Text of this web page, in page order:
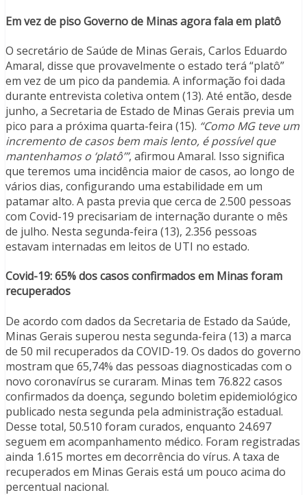
Em vez de piso Governo de Minas agora fala em platô
O secretário de Saúde de Minas Gerais, Carlos Eduardo
Amaral, disse que provavelmente o estado terá “platô”
em vez de um pico da pandemia. A informação foi dada
durante entrevista coletiva ontem (13). Até então, desde
junho, a Secretaria de Estado de Minas Gerais previa um
pico para a próxima quarta-feira (15). “Como MG teve um
incremento de casos bem mais lento, é possível que
mantenhamos o ‘platô’”, afirmou Amaral. Isso significa
que teremos uma incidência maior de casos, ao longo de
vários dias, configurando uma estabilidade em um
patamar alto. A pasta previa que cerca de 2.500 pessoas
com Covid-19 precisariam de internação durante o mês
de julho. Nesta segunda-feira (13), 2.356 pessoas
estavam internadas em leitos de UTI no estado.
Covid-19: 65% dos casos confirmados em Minas foram
recuperados
De acordo com dados da Secretaria de Estado da Saúde,
Minas Gerais superou nesta segunda-feira (13) a marca
de 50 mil recuperados da COVID-19. Os dados do governo
mostram que 65,74% das pessoas diagnosticadas com o
novo coronavírus se curaram. Minas tem 76.822 casos
confirmados da doença, segundo boletim epidemiológico
publicado nesta segunda pela administração estadual.
Desse total, 50.510 foram curados, enquanto 24.697
seguem em acompanhamento médico. Foram registradas
ainda 1.615 mortes em decorrência do vírus. A taxa de
recuperados em Minas Gerais está um pouco acima do
percentual nacional.